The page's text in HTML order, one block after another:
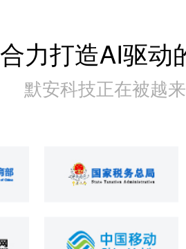
合力打造AI驱动
默安科技正在被越